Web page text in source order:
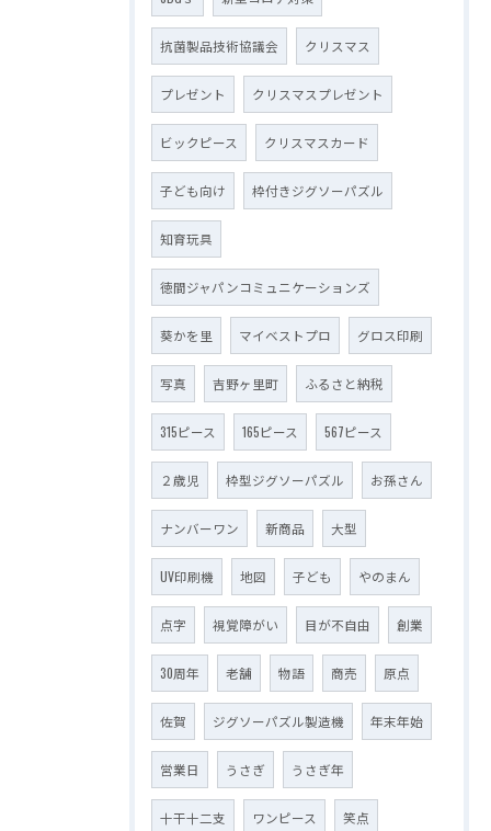
抗菌製品技術協議会 クリスマス
プレゼント クリスマスプレゼント
ビックピース クリスマスカード
子ども向け 枠付きジグソーパズル
知育玩具
徳間ジャパンコミュニケーションズ
葵かを里 マイベストプロ グロス印刷
写真 吉野ヶ里町 ふるさと納税
315ピース 165ピース 567ピース
２歳児 枠型ジグソーパズル お孫さん
ナンバーワン 新商品 大型
UV印刷機 地図 子ども やのまん
点字 視覚障がい 目が不自由 創業
30周年 老舗 物語 商売 原点
佐賀 ジグソーパズル製造機 年末年始
営業日 うさぎ うさぎ年
十干十二支 ワンピース 笑点